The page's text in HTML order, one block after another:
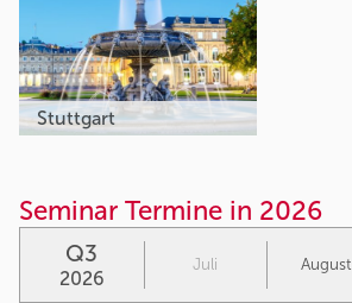
Stuttgart
Seminar Termine in 2026
Q3
2026
Juli August